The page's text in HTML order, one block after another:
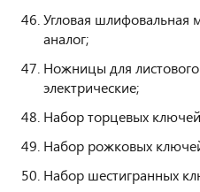
Угловая шлифовальная
аналог;
Ножницы для
электрические;
Набор торцевых
Набор рожковых
Набор шестигранных